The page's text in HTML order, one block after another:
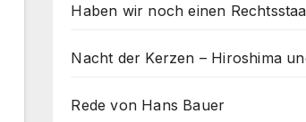
Haben wir noch einen
Nacht der Kerzen – Hiroshima
Rede von Hans Bauer